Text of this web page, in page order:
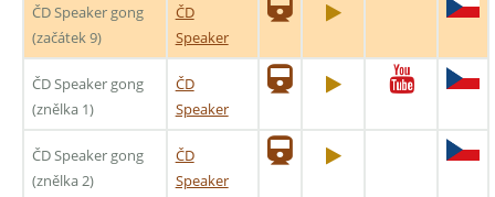
ČD Speaker gong
(začátek 9)
ČD
Speaker
ČD Speaker gong
(znělka 1)
ČD
Speaker
ČD Speaker gong
(znělka 2)
ČD
Speaker